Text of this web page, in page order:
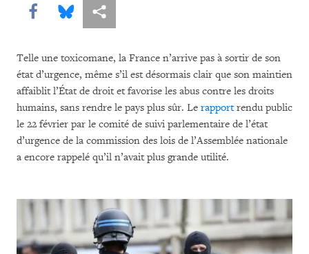
Share this via Facebook
Share this via Bluesky
Share this via Partagez
Telle une toxicomane, la France n’arrive pas à sortir de son
état d’urgence, même s’il est désormais clair que son maintien
affaiblit l’État de droit et favorise les abus contre les droits
humains, sans rendre le pays plus sûr. Le rapportrendu public
le 22 février par le comité de suivi parlementaire de l’état
d’urgence de la commission des lois de l’Assemblée nationale
a encore rappelé qu’il n’avait plus grande utilité.